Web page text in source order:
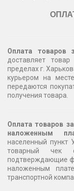
Оплата товаров
доставляет
пределах г.
курьером на
передаются
получения товара.
Оплата товаров
наложенным
населенный пункт
товарный чек
подтверждающие
наложенным
транспортной